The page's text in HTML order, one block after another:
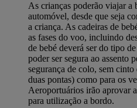
As crianças poderão viajar a
automóvel, desde que seja
a criança. As cadeiras de
as fases do voo, incluindo
de bebé deverá ser do tipo
poder ser segura ao assento
segurança de colo, sem
duas pontas) como para os
Aeroportuários irão aprovar
para utilização a bordo.